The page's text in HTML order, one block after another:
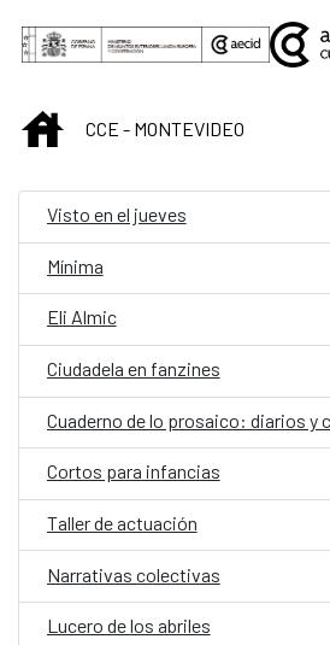
Saltar al contenido principal
INICIOCCE - MONTEVIDEO
Visto en el jueves
Mínima
Eli Almic
Ciudadela en fanzines
Cortos para infancias
Taller de actuación
Narrativas colectivas
Lucero de los abriles